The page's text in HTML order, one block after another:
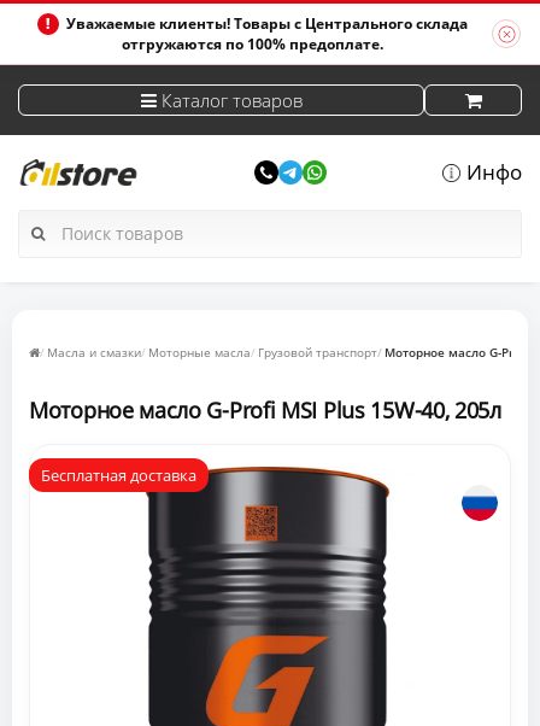
Уважаемые клиенты! Товары с Центрального склада
отгружаются по 100% предоплате.
Каталог товаров
Инфо
Масла и смазки Моторные масла Грузовой транспорт Моторное масло G-Profi
Моторное масло G-Profi MSI Plus 15W-40, 205л
Бесплатная доставка